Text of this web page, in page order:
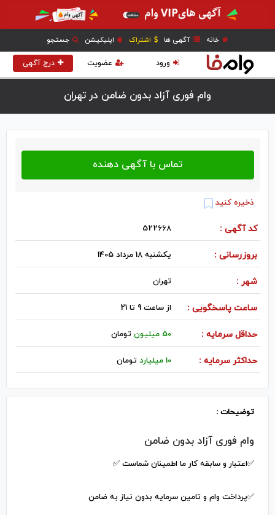
خانه آگهی ها اشتراک اپلیکیشن جستجو
درج آگهی عضویت ورود
وام فوری آزاد بدون ضامن در تهران
ذخیره کنید
کد آگهی : 522668
بروزرسانی : یکشنبه 18 مرداد 1405
شهر : تهران
ساعت پاسخگویی : از ساعت 9 تا 21
حداقل سرمایه : 50 میلیون تومان
حداکثر سرمایه : 10 میلیارد تومان
توضیحات :
وام فوری آزاد بدون ضامن
✅اعتبار و سابقه کار ما اطمینان شماست ✅
✅پرداخت وام و تامین سرمایه بدون نیاز به ضامن